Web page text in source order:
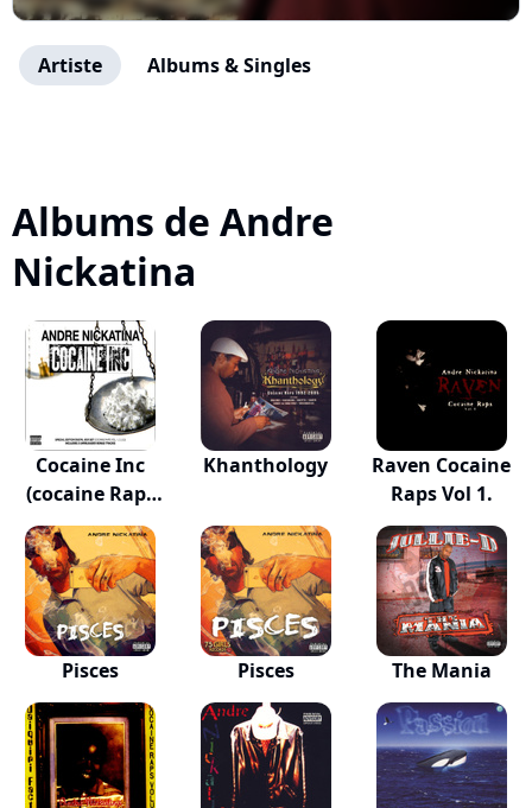
Artiste Albums & Singles
Albums de Andre
Nickatina
Cocaine Inc
(cocaine Raps
1,...
Khanthology
Raven Cocaine
Raps Vol 1.
Pisces Pisces The Mania